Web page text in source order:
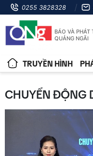
0255 3828328
BÁO VÀ PHÁT
QUẢNG NGÃI
TRUYỀN HÌNH
CHUYỂN ĐỘNG